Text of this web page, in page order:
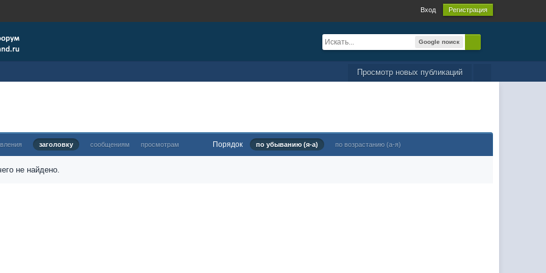
Вход Регистрация
Google поиск
Просмотр новых публикаций
заголовку сообщениям просмотрам Порядок по убыванию (я-а) по возрастанию (а-я)
не найдено.